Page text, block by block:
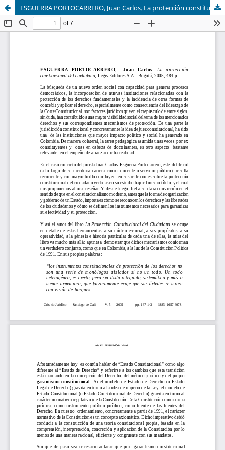
ESGUERRA PORTOCARRERO, Juan Carlos. La protección constitucional del ciudadano; Legis Editores S.A., Bogotá, 2005, 484 p.